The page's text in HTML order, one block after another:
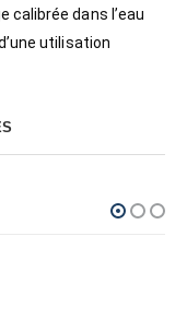
calibrée dans l’eau
utilisation